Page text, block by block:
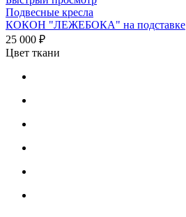
Подвесные кресла
КОКОН "ЛЕЖЕБОКА" на подставке
25 000 ₽
Цвет ткани